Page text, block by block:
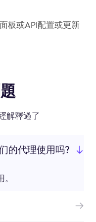
板或API配置或更新
解釋過了
的代理使用吗?